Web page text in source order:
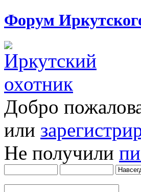
Форум
Добро
или
Не получили